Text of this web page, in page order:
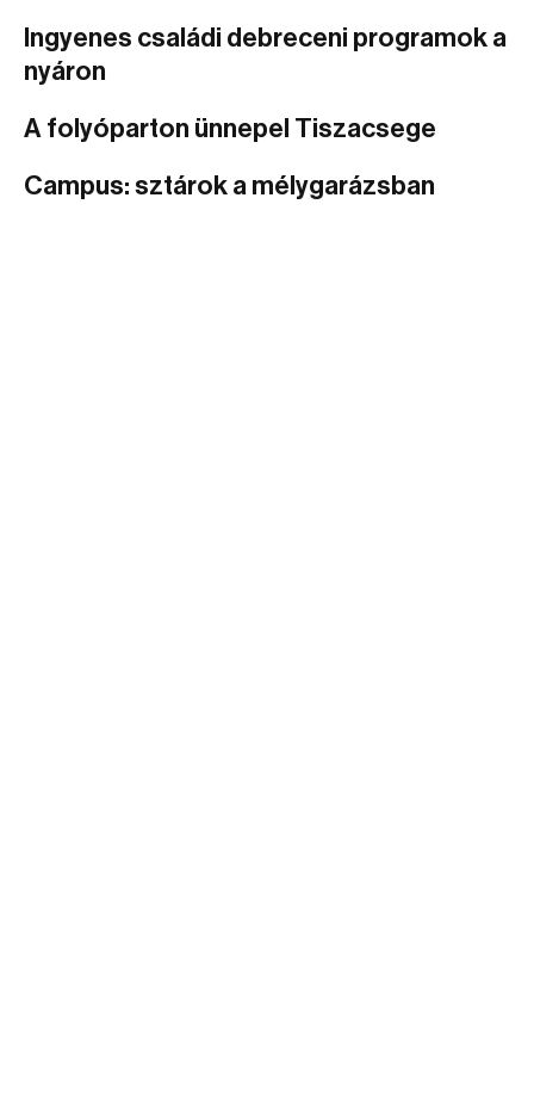
Ingyenes családi debreceni programok a
nyáron
A folyóparton ünnepel Tiszacsege
Campus: sztárok a mélygarázsban